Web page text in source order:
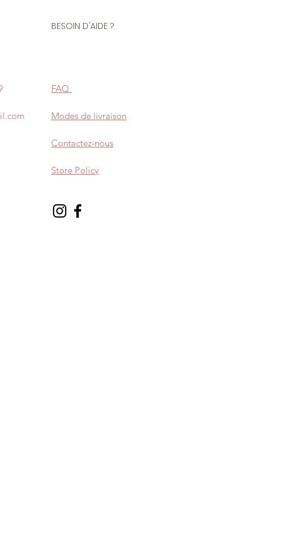
BESOIN D'AIDE ?
FAQ
Modes de livraison
Contactez-nous
Store Policy